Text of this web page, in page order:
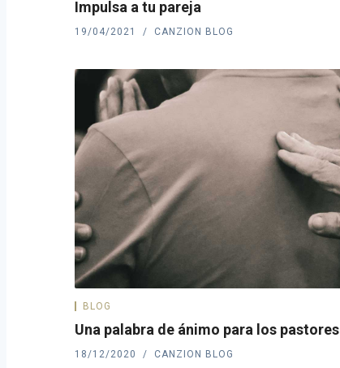
Impulsa a tu pareja
19/04/2021 CANZION BLOG
BLOG
Una palabra de ánimo para los pastores
18/12/2020 CANZION BLOG